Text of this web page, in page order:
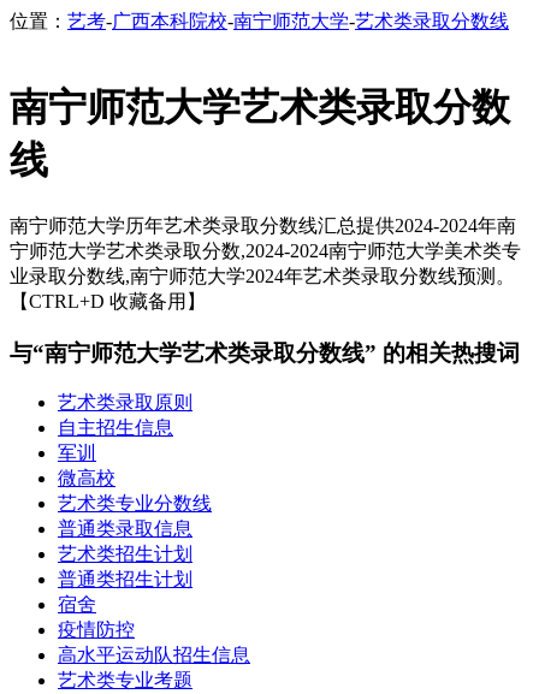
位置： 艺考-广西本科院校-南宁师范大学-艺术类录取分数线
南宁师范大学艺术类录取分数
线
南宁师范大学历年艺术类录取分数线汇总提供2024-2024年南
宁师范大学艺术类录取分数,2024-2024南宁师范大学美术类专
业录取分数线,南宁师范大学2024年艺术类录取分数线预测。
【CTRL+D 收藏备用】
与“南宁师范大学艺术类录取分数线” 的相关热搜词
艺术类录取原则
自主招生信息
军训
微高校
艺术类专业分数线
普通类录取信息
艺术类招生计划
普通类招生计划
宿舍
疫情防控
高水平运动队招生信息
艺术类专业考题